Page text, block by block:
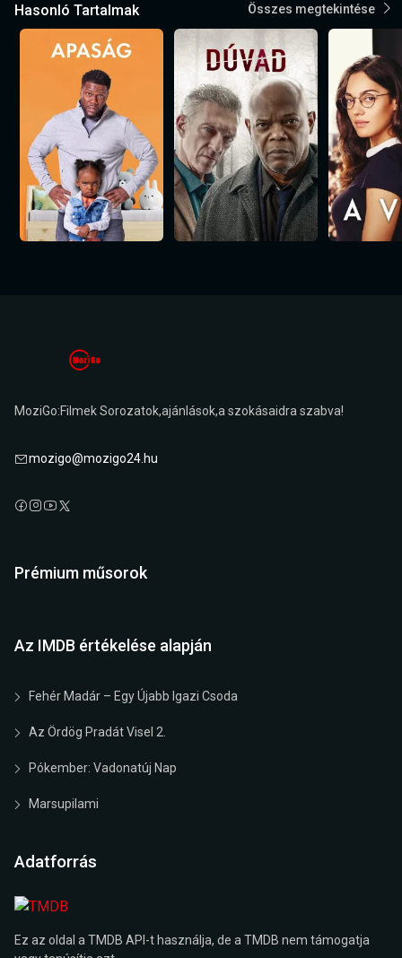
Hasonló Tartalmak Összes megtekintése
MoziGo:Filmek Sorozatok,ajánlások,a szokásaidra szabva!
mozigo@mozigo24.hu
Prémium műsorok
Az IMDB értékelése alapján
Fehér Madár – Egy Újabb Igazi Csoda
Az Ördög Pradát Visel 2.
Pókember: Vadonatúj Nap
Marsupilami
Adatforrás
Ez az oldal a TMDB API-t használja, de a TMDB nem támogatja